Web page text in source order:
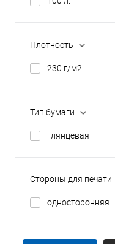
Плотность
230 г/м2
Тип бумаги
глянцевая
Стороны для печати
односторонняя